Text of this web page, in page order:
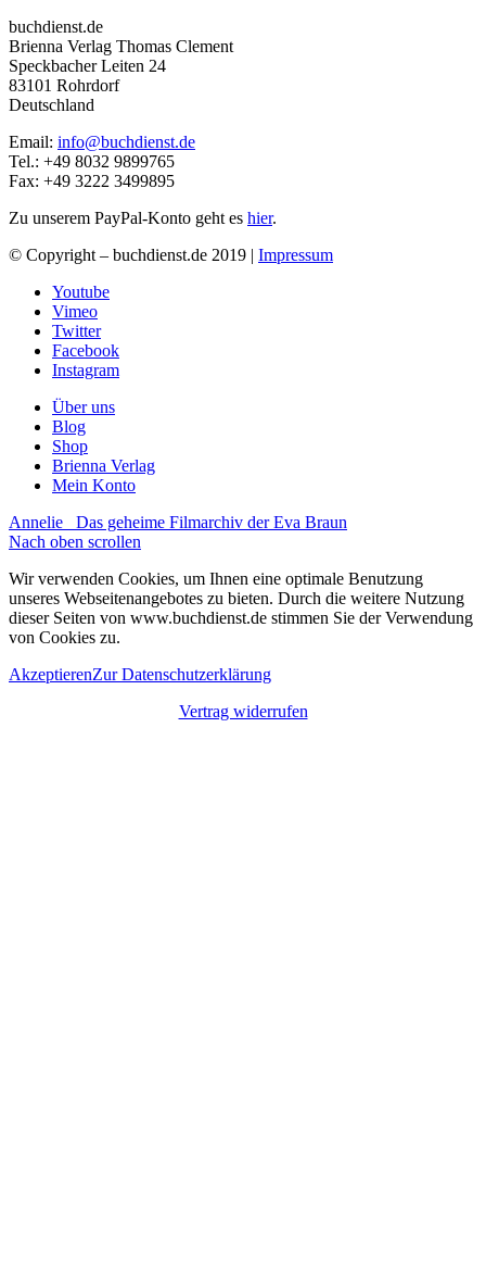
buchdienst.de
Brienna Verlag Thomas Clement
Speckbacher Leiten 24
83101 Rohrdorf
Deutschland
Email: info@buchdienst.de
Tel.: +49 8032 9899765
Fax: +49 3222 3499895
Zu unserem PayPal-Konto geht es hier.
© Copyright – buchdienst.de 2019 | Impressum
Youtube
Vimeo
Twitter
Facebook
Instagram
Über uns
Blog
Shop
Brienna Verlag
Mein Konto
Annelie
Das geheime Filmarchiv der Eva Braun
Nach oben scrollen
Wir verwenden Cookies, um Ihnen eine optimale Benutzung
unseres Webseitenangebotes zu bieten. Durch die weitere Nutzung
dieser Seiten von www.buchdienst.de stimmen Sie der Verwendung
von Cookies zu.
AkzeptierenZur Datenschutzerklärung
Vertrag widerrufen